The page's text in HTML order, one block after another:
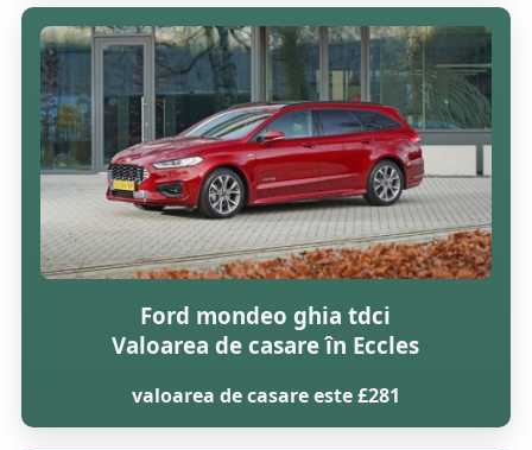
Ford mondeo ghia tdci
Valoarea de casare în Eccles
valoarea de casare este £281